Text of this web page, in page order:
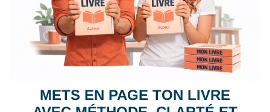
METS EN PAGE TON LIVRE